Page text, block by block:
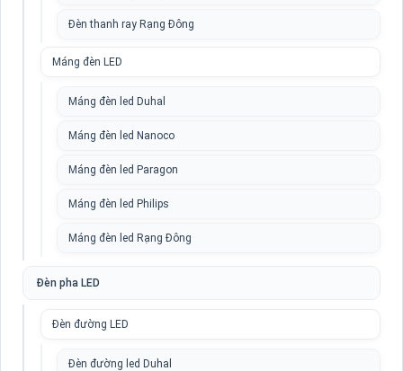
Đèn thanh ray Rạng Đông
Máng đèn LED
Máng đèn led Duhal
Máng đèn led Nanoco
Máng đèn led Paragon
Máng đèn led Philips
Máng đèn led Rạng Đông
Đèn pha LED
Đèn đường LED
Đèn đường led Duhal